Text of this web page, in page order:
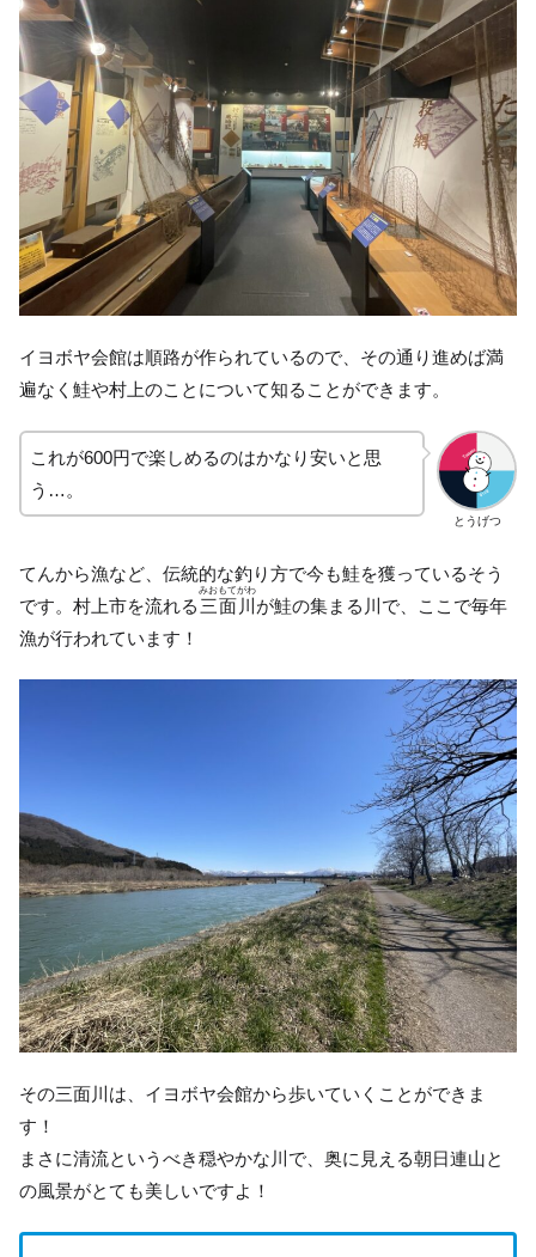
イヨボヤ会館は順路が作られているので、その通り進めば満
遍なく鮭や村上のことについて知ることができます。
とうげつ
これが600円で楽しめるのはかなり安いと思
う…。
てんから漁など、伝統的な釣り方で今も鮭を獲っているそう
です。村上市を流れる 三面川
みおもてがわ
が鮭の集まる川で、ここで毎年
漁が行われています！
その三面川は、イヨボヤ会館から歩いていくことができま
す！
まさに清流というべき穏やかな川で、奥に見える朝日連山と
の風景がとても美しいですよ！